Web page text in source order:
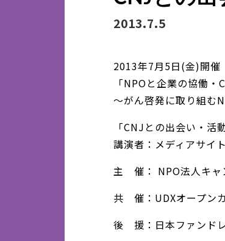
2013.7.5
2013年7月5日(金)開催
「NPOと企業の協働・
～がん啓発に取り組む
「CNJとの出会い・活
講演者：メディアサイ
主 催： NPO法人キャ
共 催：UDXオープン
後 援：日本ファンド